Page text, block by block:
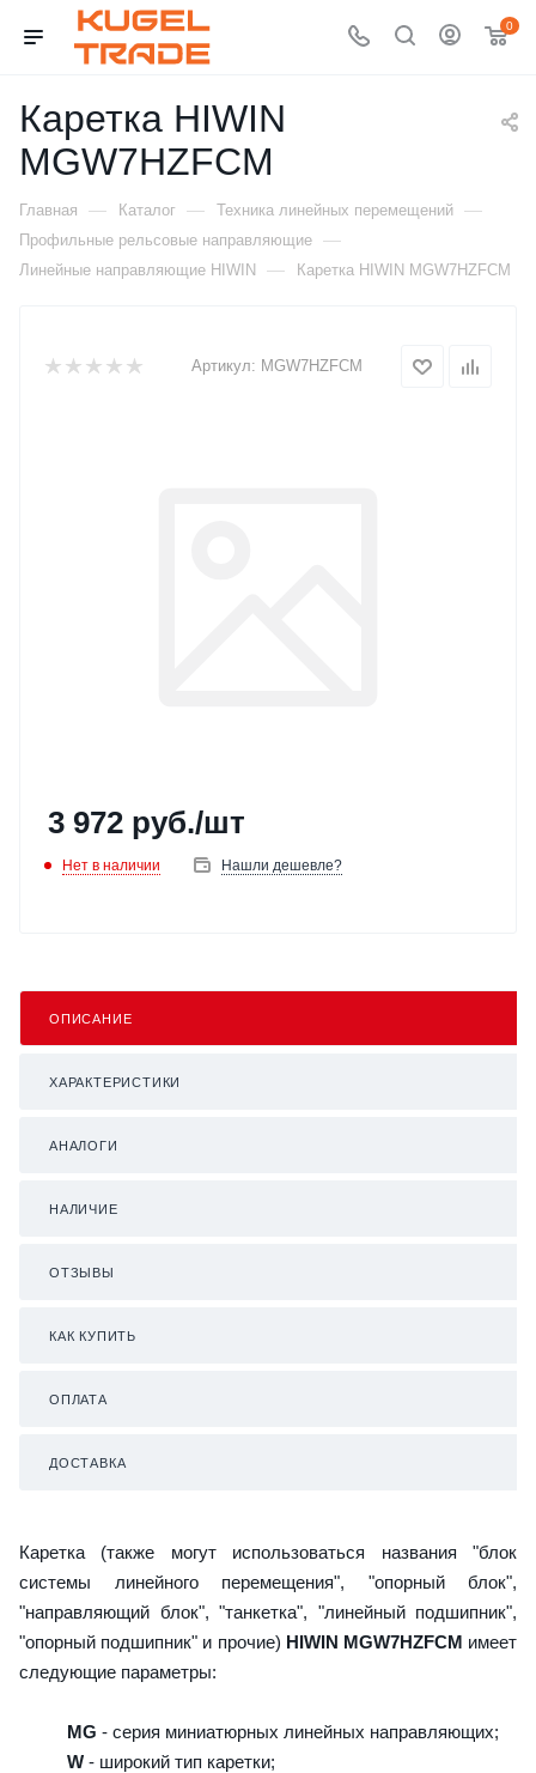
0
Каретка HIWIN
MGW7HZFCM
Главная — Каталог — Техника линейных перемещений —
Профильные рельсовые направляющие —
Линейные направляющие HIWIN — Каретка HIWIN MGW7HZFCM
Артикул: MGW7HZFCM
3 972 руб./шт
Нет в наличии Нашли дешевле?
ОПИСАНИЕ
ХАРАКТЕРИСТИКИ
АНАЛОГИ
НАЛИЧИЕ
ОТЗЫВЫ
КАК КУПИТЬ
ОПЛАТА
ДОСТАВКА
Каретка (также могут использоваться названия "блок
системы линейного перемещения", "опорный блок",
"направляющий блок", "танкетка", "линейный подшипник",
"опорный подшипник" и прочие) HIWIN MGW7HZFCM имеет
следующие параметры:
MG - серия миниатюрных линейных направляющих;
W - широкий тип каретки;